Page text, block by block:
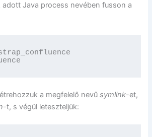
adott Java process nevében fusson a
a megfelelő nevűsymlink-et,
-t, s végül leteszteljük: